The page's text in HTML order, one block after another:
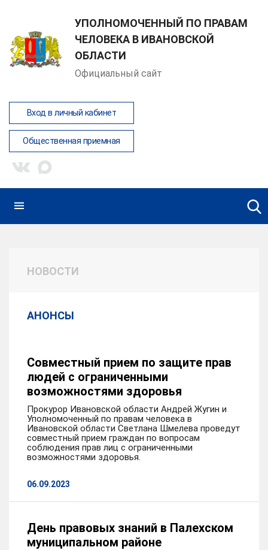
УПОЛНОМОЧЕННЫЙ ПО ПРАВАМ
ЧЕЛОВЕКА В ИВАНОВСКОЙ
ОБЛАСТИ
Официальный сайт
Вход в личный кабинет
Общественная приемная
НОВОСТИ
АНОНСЫ
Совместный прием по защите прав
людей с ограниченными
возможностями здоровья
Прокурор Ивановской области Андрей Жугин и
Уполномоченный по правам человека в
Ивановской области Светлана Шмелева проведут
совместный прием граждан по вопросам
соблюдения прав лиц с ограниченными
возможностями здоровья.
06.09.2023
День правовых знаний в Палехском
муниципальном районе